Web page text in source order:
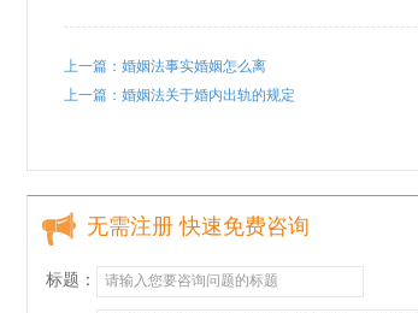
上一篇：婚姻法事实婚姻怎么离
上一篇：婚姻法关于婚内出轨的规定
无需注册 快速免费咨询
标题：